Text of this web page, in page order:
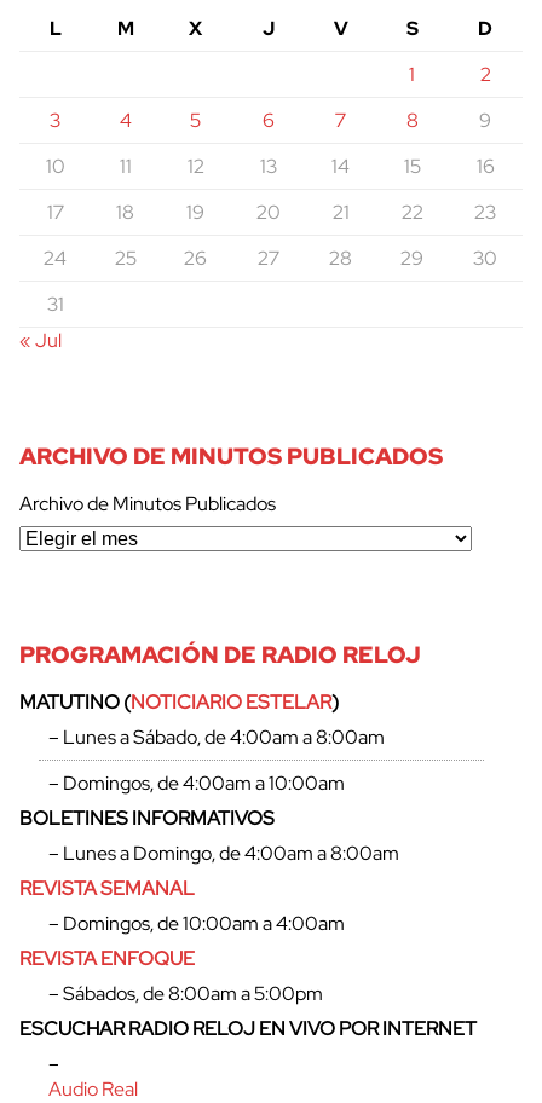
L M X J V S
D
1
2
3
4 5 6 7 8
9
10
11 12 13 14 15
16
17
18 19 20 21 22
23
24
25 26 27 28 29
30
31
« Jul
ARCHIVO DE MINUTOS PUBLICADOS
Archivo de Minutos Publicados
PROGRAMACIÓN DE RADIO RELOJ
MATUTINO (NOTICIARIO ESTELAR)
– Lunes a Sábado, de 4:00am a 8:00am
– Domingos, de 4:00am a 10:00am
BOLETINES INFORMATIVOS
– Lunes a Domingo, de 4:00am a 8:00am
REVISTA SEMANAL
– Domingos, de 10:00am a 4:00am
REVISTA ENFOQUE
– Sábados, de 8:00am a 5:00pm
ESCUCHAR RADIO RELOJ EN VIVO POR INTERNET
–
Audio Real